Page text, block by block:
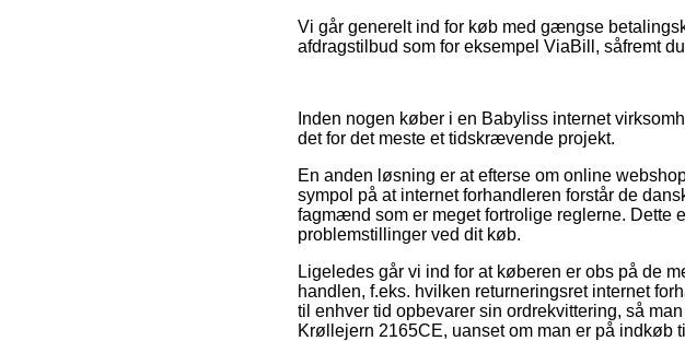
Vi går generelt ind for køb med gængse
afdragstilbud som for eksempel ViaBill, såfremt
Inden nogen køber i en Babyliss internet
det for det meste et tidskrævende projekt.
En anden løsning er at efterse om online
sympol på at internet forhandleren forstår de
fagmænd som er meget fortrolige reglerne. Dette
problemstillinger ved dit køb.
Ligeledes går vi ind for at køberen er obs på de
handlen, f.eks. hvilken returneringsret internet
til enhver tid opbevarer sin ordrekvittering, så
Krøllejern 2165CE, uanset om man er på indkøb